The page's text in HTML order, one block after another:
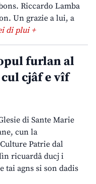
Riccardo Lamba
Un grazie a lui, a
di plui +
furlan al
cjâf e vîf
di Sante Marie
cun la
Patrie dal
ricuardâ ducj i
tai agns si son dadis